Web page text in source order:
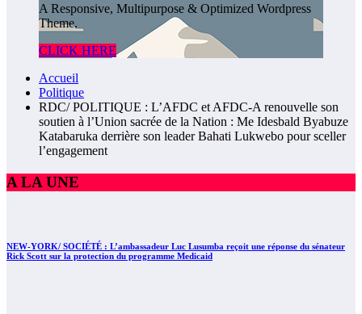
A Responsive, Multipurpose & Optimized Wordpress
Theme.
CLICK HERE
Accueil
Politique
RDC/ POLITIQUE : L’AFDC et AFDC-A renouvelle son
soutien à l’Union sacrée de la Nation : Me Idesbald Byabuze
Katabaruka derrière son leader Bahati Lukwebo pour sceller
l’engagement
A LA UNE
NEW-YORK/ SOCIÉTÉ : L’ambassadeur Luc Lusumba reçoit une réponse du sénateur
Rick Scott sur la protection du programme Medicaid